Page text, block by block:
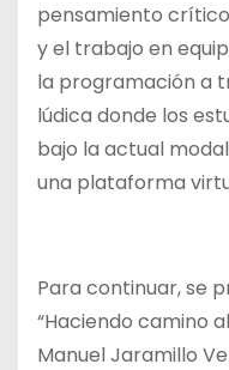
pensamiento
y el trabajo en
la programación a
lúdica donde los
bajo la actual
una plataforma
Para continuar, se
“Haciendo camino
Manuel Jaramillo